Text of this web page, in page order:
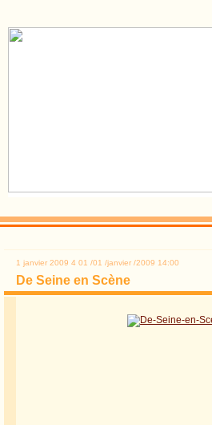
1 janvier 2009 4 01 /01 /janvier /2009 14:00
De Seine en Scène